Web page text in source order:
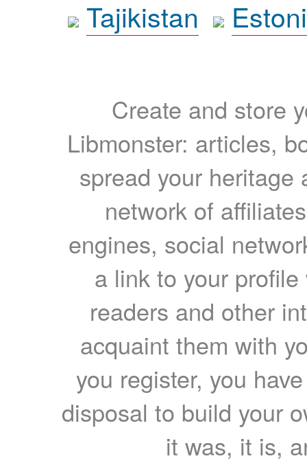
Tajikistan
Create and store
Libmonster: articles,
spread your heritage
network of
engines, social
a link to your
readers and other
acquaint them with
you register, you
disposal to build your
it was, it is,